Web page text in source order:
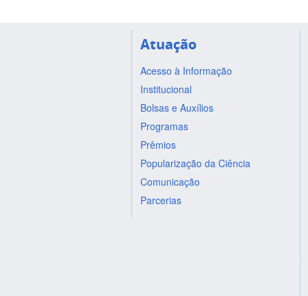
Atuação
Acesso à Informação
Institucional
Bolsas e Auxílios
Programas
Prêmios
Popularização da Ciência
Comunicação
Parcerias